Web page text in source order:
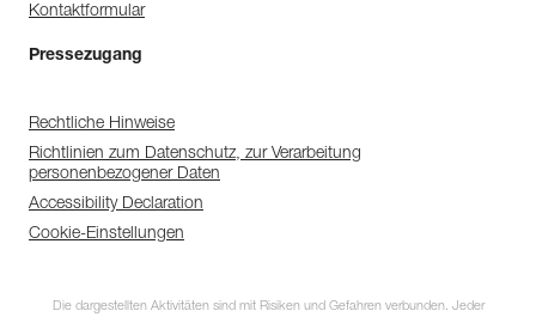
Kontaktformular
Pressezugang
Rechtliche Hinweise
Richtlinien zum Datenschutz, zur Verarbeitung
personenbezogener Daten
Accessibility Declaration
Cookie-Einstellungen
Die dargestellten Aktivitäten sind mit Risiken und Gefahren verbunden. Jeder